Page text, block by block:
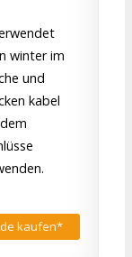
winter im
und
kabel
kaufen*